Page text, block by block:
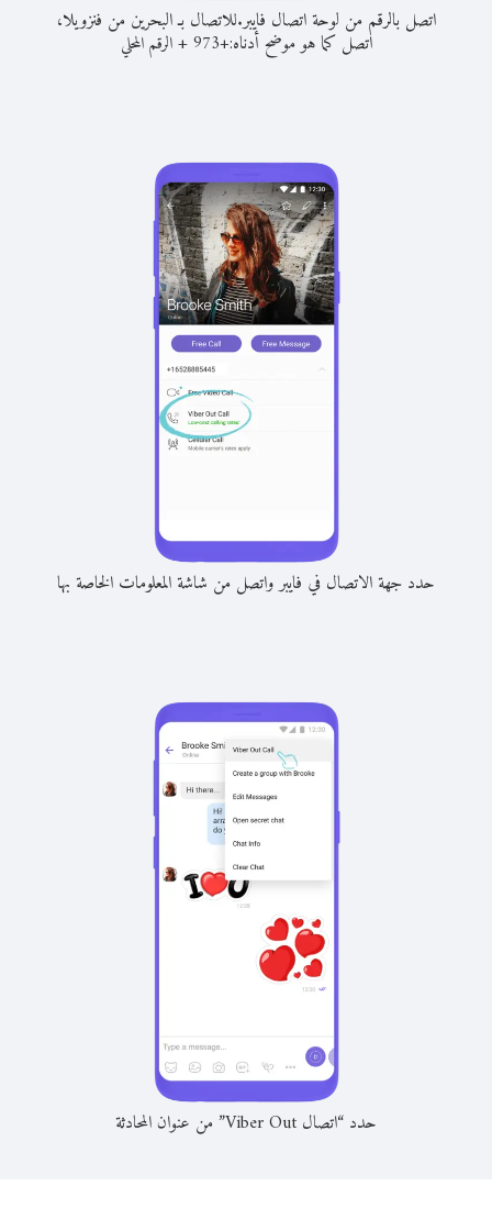
اتصل بالرقم من لوحة اتصال فايبر.للاتصال بـ البحرين من فنزويلا،
اتصل كما هو موضح أدناه:+
973
+الرقم المحلي
حدد جهة الاتصال في فايبر واتصل من شاشة المعلومات الخاصة بها
حدد “اتصال Viber Out” من عنوان المحادثة